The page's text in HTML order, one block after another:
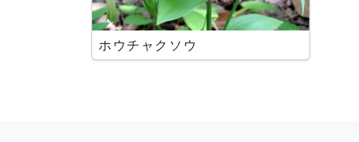
ホウチャクソウ